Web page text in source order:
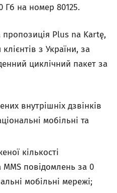
Гб на номер 80125.
пропозиція Plus na Kartę,
з України, за
циклічний пакет за
внутрішніх дзвінків
мобільні та
кількості
MMS повідомлень за 0
мобільні мережі;